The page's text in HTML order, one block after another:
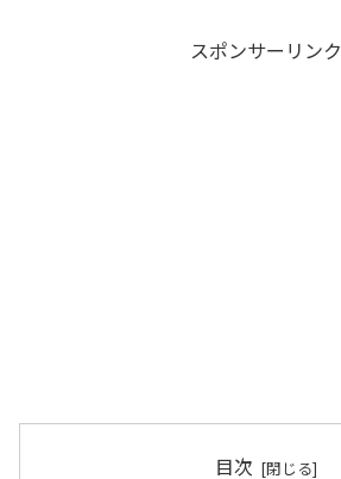
スポンサーリンク
目次